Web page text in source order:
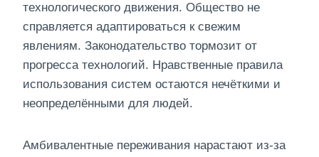
технологического движения. Общество не
справляется адаптироваться к свежим
явлениям. Законодательство тормозит от
прогресса технологий. Нравственные правила
использования систем остаются нечёткими и
неопределёнными для людей.
Амбивалентные переживания нарастают из-за